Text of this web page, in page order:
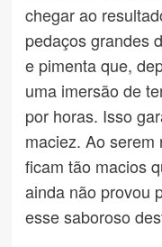
chegar ao
pedaços grandes
e pimenta que,
uma imersão de
por horas. Isso
maciez. Ao
ficam tão macios
ainda não provou
esse saboroso